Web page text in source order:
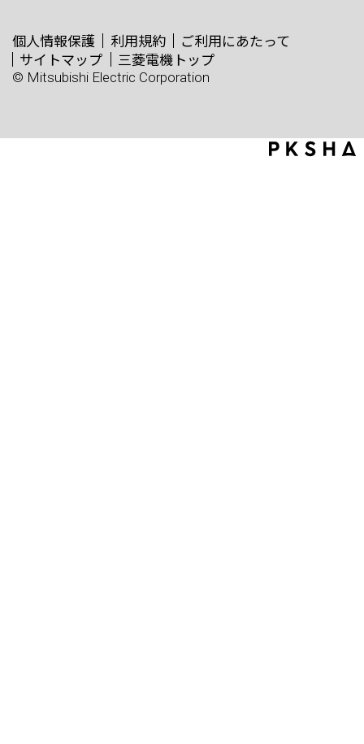
個人情報保護 利用規約
ご利用にあたって
サイトマップ
三菱電機トップ
© Mitsubishi Electric Corporation